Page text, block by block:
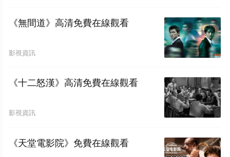
《無間道》高清免費在線觀看
影視資訊
《十二怒漢》高清免費在線觀看
影視資訊
《天堂電影院》免費在線觀看